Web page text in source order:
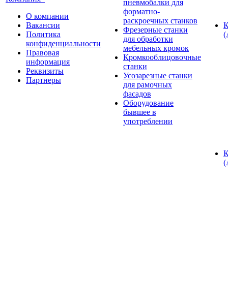
О компании
Вакансии
Политика
конфиденциальности
Правовая
информация
Реквизиты
Партнеры
пневмобалки для
форматно-
раскроечных станков
Фрезерные станки
для обработки
мебельных кромок
Кромкооблицовочные
станки
Усозарезные станки
для рамочных
фасадов
Оборудование
бывшее в
употреблении